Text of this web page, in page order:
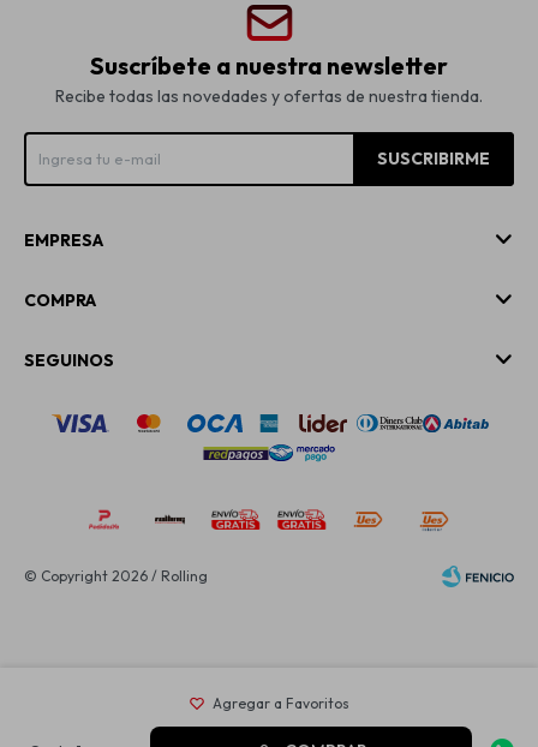
Suscríbete a nuestra newsletter
Recibe todas las novedades y ofertas de nuestra tienda.
SUSCRIBIRME
EMPRESA
COMPRA
SEGUINOS
© Copyright 2026 / Rolling
Fenicio